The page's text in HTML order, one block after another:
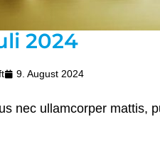
2024
9. August 2024
nec ullamcorper mattis,